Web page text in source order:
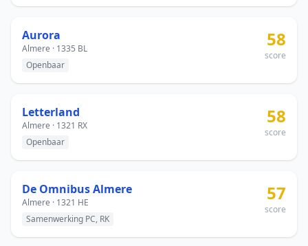
Aurora
Almere · 1335 BL
Openbaar
58
score
Letterland
Almere · 1321 RX
Openbaar
58
score
De Omnibus Almere
Almere · 1321 HE
Samenwerking PC, RK
57
score